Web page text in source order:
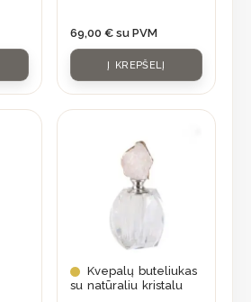
69,00 € su PVM
Į KREPŠELĮ
Kvepalų buteliukas
su natūraliu kristalu